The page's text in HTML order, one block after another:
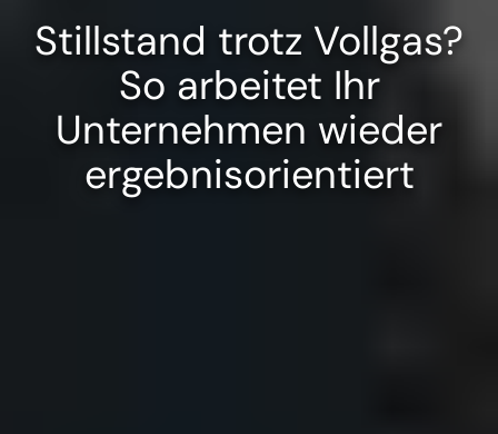
Stillstand trotz Vollgas?
So arbeitet Ihr
Unternehmen wieder
ergebnisorientiert